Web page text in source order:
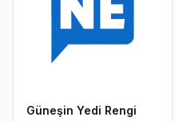
Güneşin Yedi Rengi